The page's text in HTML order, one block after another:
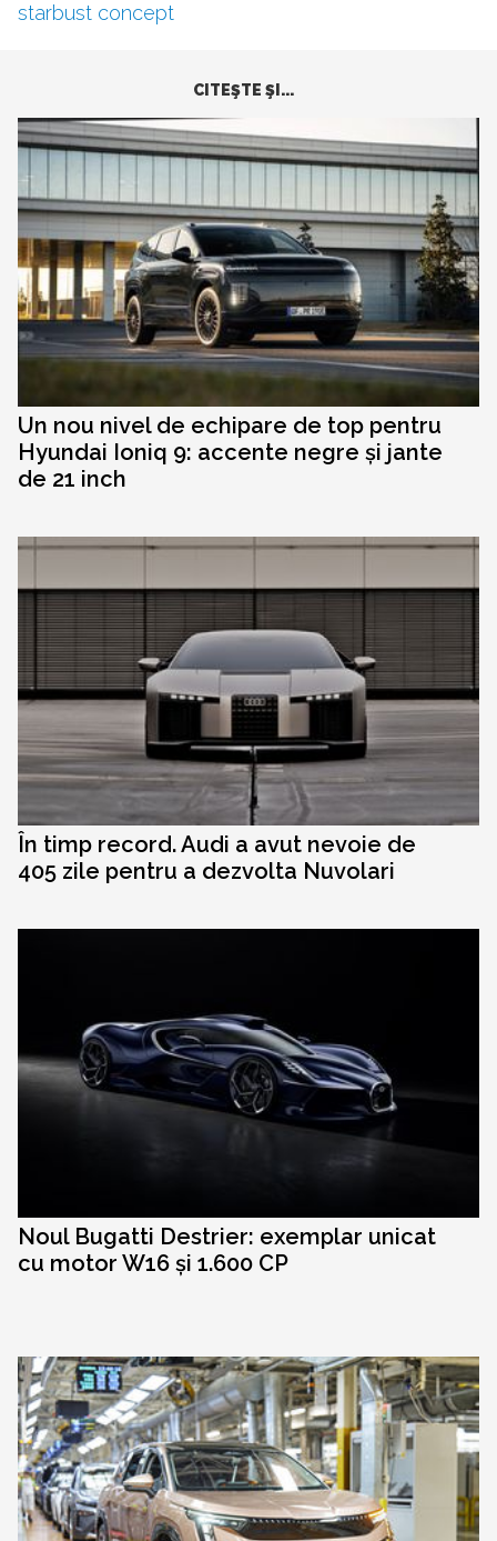
starbust concept
CITEŞTE ŞI...
Un nou nivel de echipare de top pentru
Hyundai Ioniq 9: accente negre și jante
de 21 inch
În timp record. Audi a avut nevoie de
405 zile pentru a dezvolta Nuvolari
Noul Bugatti Destrier: exemplar unicat
cu motor W16 și 1.600 CP